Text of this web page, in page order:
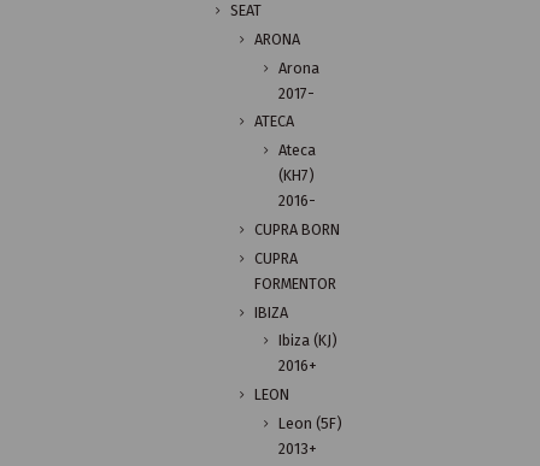
SEAT
ARONA
Arona
2017-
ATECA
Ateca
(KH7)
2016-
CUPRA BORN
CUPRA
FORMENTOR
IBIZA
Ibiza (KJ)
2016+
LEON
Leon (5F)
2013+